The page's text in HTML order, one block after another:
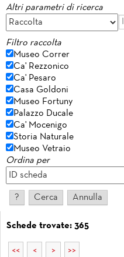
Altri parametri di ricerca
Filtro raccolta
Museo Correr
Ca' Rezzonico
Ca' Pesaro
Casa Goldoni
Museo Fortuny
Palazzo Ducale
Ca' Mocenigo
Storia Naturale
Museo Vetraio
Ordina per
Schede trovate: 365
<< < > >>